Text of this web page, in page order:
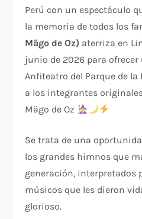
Perú con un espectáculo
la memoria de todos los
Mägo de Oz) aterriza en
junio de 2026 para ofrecer
Anfiteatro del Parque de
a los integrantes
Mägo de Oz
Se trata de una
los grandes himnos que
generación, interpretados
músicos que les dieron
glorioso.